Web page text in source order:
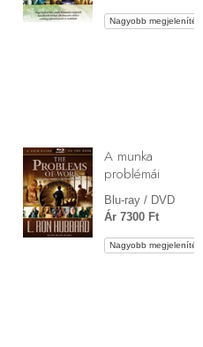
Nagyobb megjelenítés
A munka
problémái
Blu-ray / DVD
Ár 7300 Ft
Nagyobb megjelenítés